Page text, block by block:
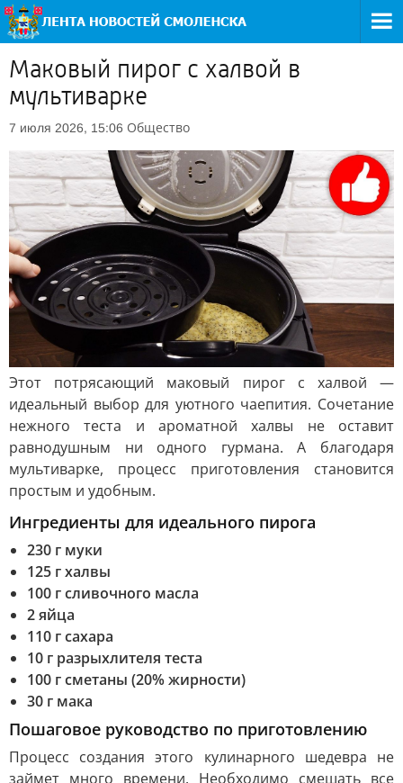
Маковый пирог с халвой в
мультиварке
7 июля 2026, 15:06 Общество
Этот потрясающий маковый пирог с халвой —
идеальный выбор для уютного чаепития. Сочетание
нежного теста и ароматной халвы не оставит
равнодушным ни одного гурмана. А благодаря
мультиварке, процесс приготовления становится
простым и удобным.
Ингредиенты для идеального пирога
230 г муки
125 г халвы
100 г сливочного масла
2 яйца
110 г сахара
10 г разрыхлителя теста
100 г сметаны (20% жирности)
30 г мака
Пошаговое руководство по приготовлению
Процесс создания этого кулинарного шедевра не
займет много времени. Необходимо смешать все